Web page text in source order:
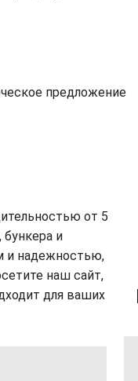
предложение
от 5
и
и надежностью,
наш сайт,
для ваших